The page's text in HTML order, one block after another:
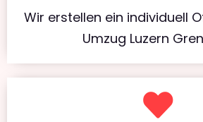
Wir erstellen ein individuell
Umzug Luzern